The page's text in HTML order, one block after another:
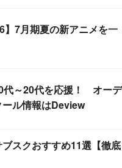
】7月期夏の新アニメを一
代～20代を応援！ オーデ
ール情報はDeview
スクおすすめ11選【徹底